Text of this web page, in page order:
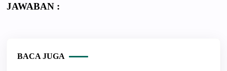
JAWABAN :
BACA JUGA